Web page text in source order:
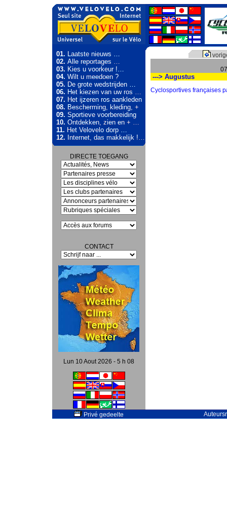
01.Laatste nieuws …
02.Alle reportages …
03.Kies u voorkeur !…
04.Wilt u meedoen ?
05.De grote wedstrijden …
06.Het kiezen van uw ros …
07.Het ijzeren ros aankleden
08.Bescherming, kleding, +
09.Sportieve voorbereiding
10.Ontdekken, zien en + …
11.Het Velovelo dorp …
12.Internet, das makkelijk !…
DIRECTE TOEGANG
CONTACT
Lun 10 Aout 2026 - 5 h 08
---> Augustus
Cyclosportives françaises
Privé gedeelte